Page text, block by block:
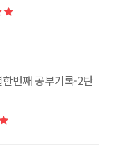
번째 공부기록-2탄